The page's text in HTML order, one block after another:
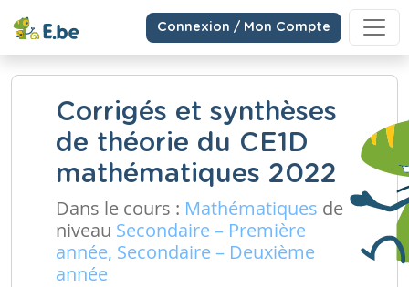
Connexion / Mon Compte
Corrigés et synthèses
de théorie du CE1D
mathématiques 2022
Dans le cours : Mathématiques de
niveau Secondaire – Première
année, Secondaire – Deuxième
année